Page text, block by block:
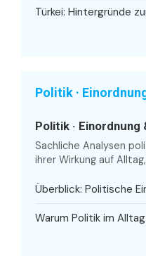
Türkei: Hintergründe
Politik ·
Politik · Einordnung
Sachliche Analysen
ihrer Wirkung auf
Überblick: Politische
Warum Politik im